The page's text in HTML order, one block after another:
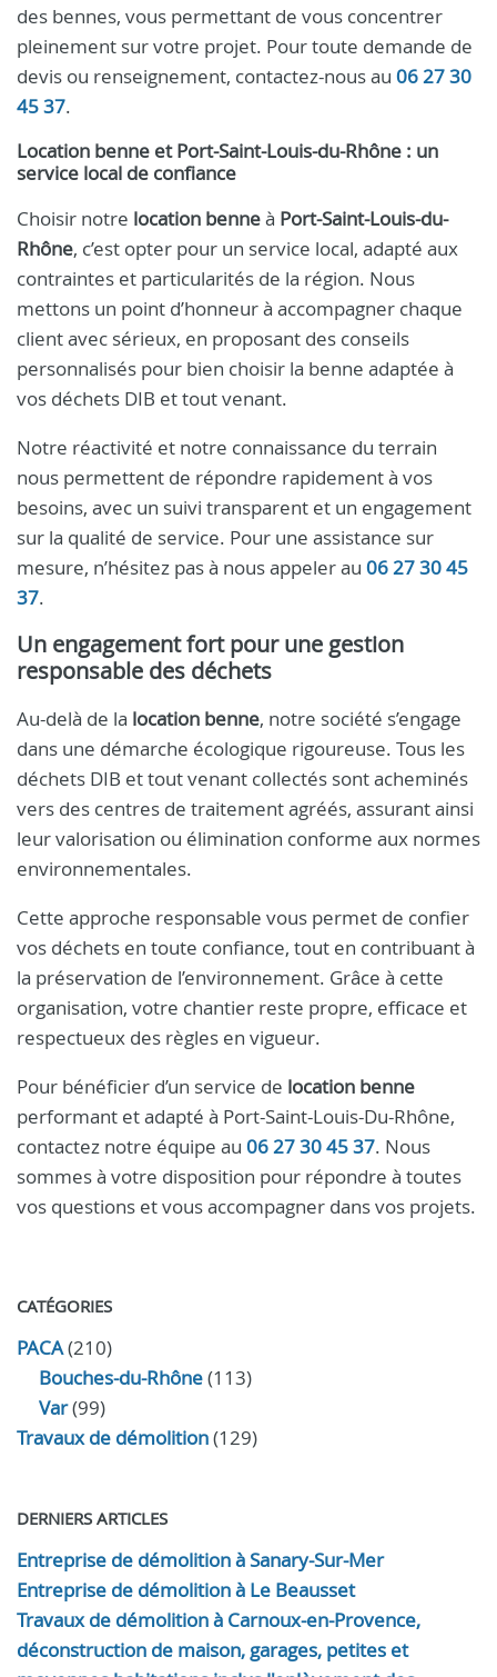
des bennes, vous permettant de vous concentrer
pleinement sur votre projet. Pour toute demande de
devis ou renseignement, contactez-nous au 06 27 30
45 37.
Location benne et Port-Saint-Louis-du-Rhône : un
service local de confiance
Choisir notre location benneà Port-Saint-Louis-du-
Rhône, c’est opter pour un service local, adapté aux
contraintes et particularités de la région. Nous
mettons un point d’honneur à accompagner chaque
client avec sérieux, en proposant des conseils
personnalisés pour bien choisir la benne adaptée à
vos déchets DIB et tout venant.
Notre réactivité et notre connaissance du terrain
nous permettent de répondre rapidement à vos
besoins, avec un suivi transparent et un engagement
sur la qualité de service. Pour une assistance sur
mesure, n’hésitez pas à nous appeler au 06 27 30 45
37.
Un engagement fort pour une gestion
responsable des déchets
Au-delà de la location benne, notre société s’engage
dans une démarche écologique rigoureuse. Tous les
déchets DIB et tout venant collectés sont acheminés
vers des centres de traitement agréés, assurant ainsi
leur valorisation ou élimination conforme aux normes
environnementales.
Cette approche responsable vous permet de confier
vos déchets en toute confiance, tout en contribuant à
la préservation de l’environnement. Grâce à cette
organisation, votre chantier reste propre, efficace et
respectueux des règles en vigueur.
Pour bénéficier d’un service de location benne
performant et adapté à Port-Saint-Louis-Du-Rhône,
contactez notre équipe au 06 27 30 45 37. Nous
sommes à votre disposition pour répondre à toutes
vos questions et vous accompagner dans vos projets.
CATÉGORIES
PACA(210)
Bouches-du-Rhône(113)
Var(99)
Travaux de démolition(129)
DERNIERS ARTICLES
Entreprise de démolition à Sanary-Sur-Mer
Entreprise de démolition à Le Beausset
Travaux de démolition à Carnoux-en-Provence,
déconstruction de maison, garages, petites et